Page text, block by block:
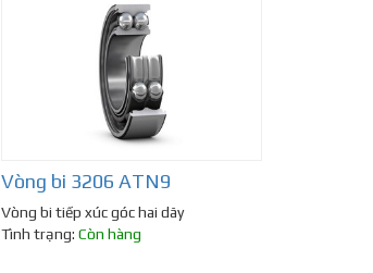
Vòng bi 3206 ATN9
Vòng bi tiếp xúc góc hai dãy
Tình trạng: Còn hàng